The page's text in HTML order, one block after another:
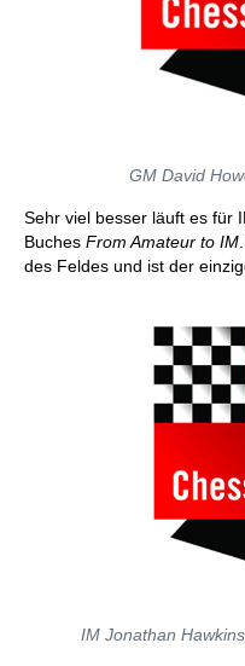
GM David
Sehr viel besser läuft es für
Buches From Amateur to IM
des Feldes und ist der
IM Jonathan